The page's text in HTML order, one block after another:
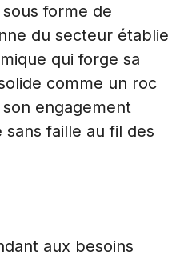
sous forme de
du secteur établie
qui forge sa
comme un roc
engagement
faille au fil des
aux besoins